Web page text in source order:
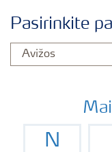
Pasirinkite
N